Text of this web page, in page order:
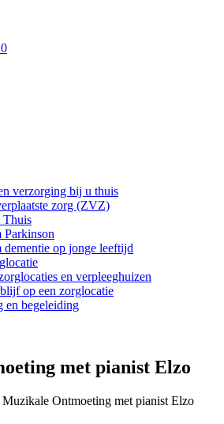
verzorging bij u thuis
zorg (ZVZ)
Thuis
Parkinson
dementie op jonge leeftijd
en verpleeghuizen
op een zorglocatie
en begeleiding
met pianist Elzo
Muzikale Ontmoeting met pianist Elzo